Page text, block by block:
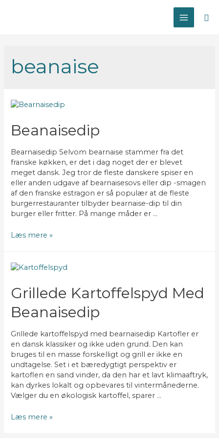
MAIN
beanaise
Beanaisedip
Bearnaisedip Selvom bearnaise stammer fra det
franske køkken, er det i dag noget der er blevet
meget dansk. Jeg tror de fleste danskere spiser en
eller anden udgave af bearnaisesovs eller dip -smagen
af den franske estragon er så populær at de fleste
burgerrestauranter tilbyder bearnaise-dip til din
burger eller fritter. På mange måder er …
Beanaisedip
Læs mere »
Grillede Kartoffelspyd Med
Beanaisedip
Grillede kartoffelspyd med bearnaisedip Kartofler er
en dansk klassiker og ikke uden grund. Den kan
bruges til en masse forskelligt og grill er ikke en
undtagelse. Set i et bæredygtigt perspektiv er
kartoflen en sand vinder, da den har et lavt klimaaftryk,
kan dyrkes lokalt og opbevares til vintermånederne.
Vælger du en økologisk kartoffel, sparer …
Grillede
Læs mere »